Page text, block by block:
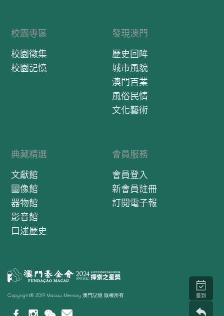
校園專區
校園徵集
校園記憶
發現澳門
歷史回眸
城市風貌
澳門百業
風俗民情
文化藝術
典藏精選
文獻館
圖像館
器物館
影音館
口述歷史
會員服務
會員登入
新會員註冊
訂閱電子報
Copyright© 2019 Macau Memory 澳門記憶 版權所有 簽到